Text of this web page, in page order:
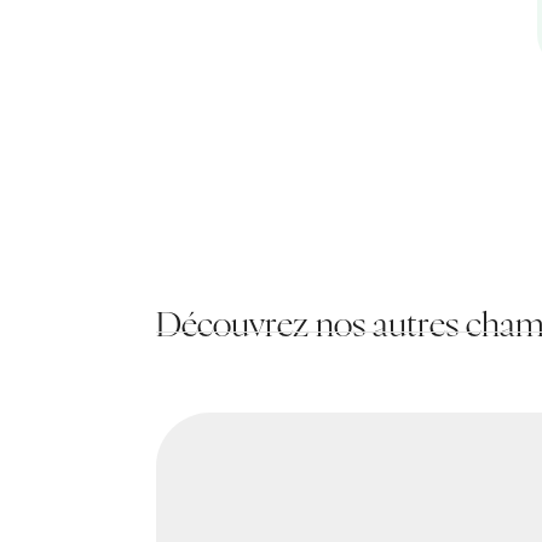
Découvrez nos autres